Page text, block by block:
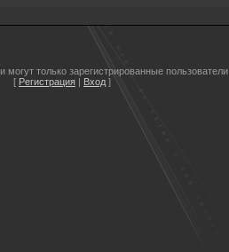
могут только зарегистрированные пользователи.
[ Регистрация Вход ]